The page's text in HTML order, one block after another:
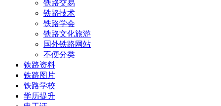
铁路交易
铁路技术
铁路学会
铁路文化旅游
国外铁路网站
不便分类
铁路资料
铁路图片
铁路学校
学历提升